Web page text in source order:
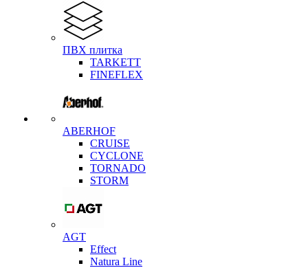
ПВХ плитка
TARKETT
FINEFLEX
ABERHOF
CRUISE
CYCLONE
TORNADO
STORM
AGT
Effect
Natura Line